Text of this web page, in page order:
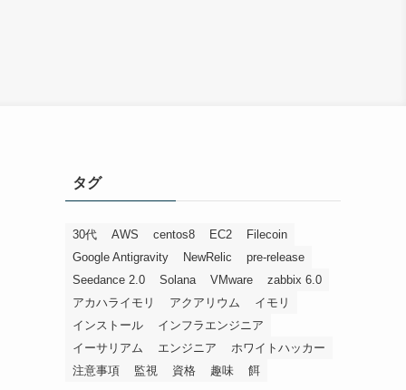
タグ
30代 AWS centos8 EC2
Filecoin
Google Antigravity
NewRelic
pre-release
Seedance 2.0
Solana VMware
zabbix 6.0
アカハライモリ
アクアリウム
イモリ
インストール
インフラエンジニア
イーサリアム
エンジニア
ホワイトハッカー
注意事項
監視 資格 趣味 餌